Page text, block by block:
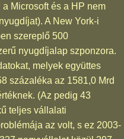
Microsoft és a HP nem
A New York-i
szereplő 500
nyugdíjalap szponzora.
melyek együttes
százaléka az 1581,0 Mrd
(Az pedig 43
teljes vállalati
az volt, s ez 2003-